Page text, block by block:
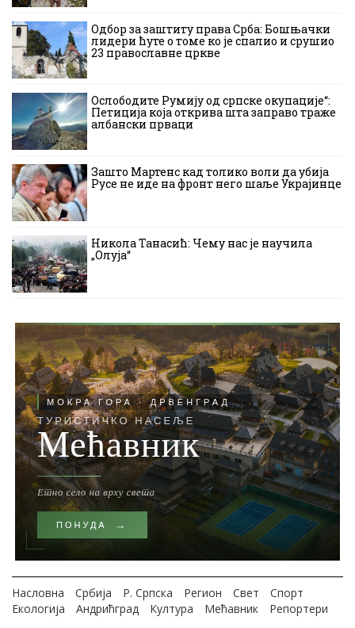
Одбор за заштиту права Срба: Бошњачки
лидери ћуте о томе ко је спалио и срушио
23 православне цркве
Ослободите Румију од српске окупације“:
Петиција која открива шта заправо траже
албански прваци
Зашто Мартенс кад толико воли да убија
Русе не иде на фронт него шаље Украјинце
Никола Танасић: Чему нас је научила
„Олуја“
Насловна Србија Р. Српска Регион Свет
Спорт
Екологија
Андрићград Култура Мећавник
Репортери